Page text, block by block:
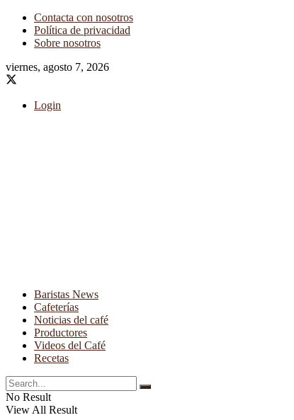
Contacta con nosotros
Política de privacidad
Sobre nosotros
viernes, agosto 7, 2026
Login
Baristas News
Cafeterías
Noticias del café
Productores
Videos del Café
Recetas
No Result
View All Result